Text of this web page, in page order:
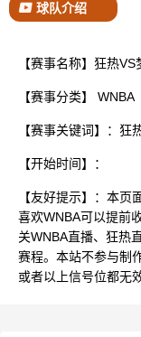
球队介绍
【赛事名称】狂热VS
【赛事分类】 WNBA
【赛事关键词】：狂
【开始时间】：
【友好提示】：本页
喜欢WNBA可以提前
关WNBA直播、狂热
赛程。本站不参与制
或者以上信号位都无